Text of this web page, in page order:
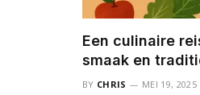
Een culinaire
smaak en
BY CHRIS MEI 19, 2025